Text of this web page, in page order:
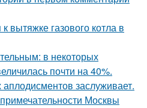
вытяжке газового котла в
в некоторых
почти на 40%.
заслуживает.
Москвы